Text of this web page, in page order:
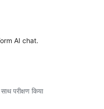
AI chat.
परीक्षण किया